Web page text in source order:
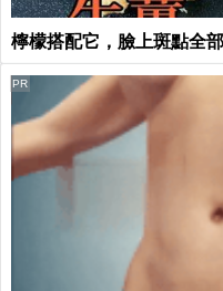
檸檬搭配它，臉上斑點全
PR